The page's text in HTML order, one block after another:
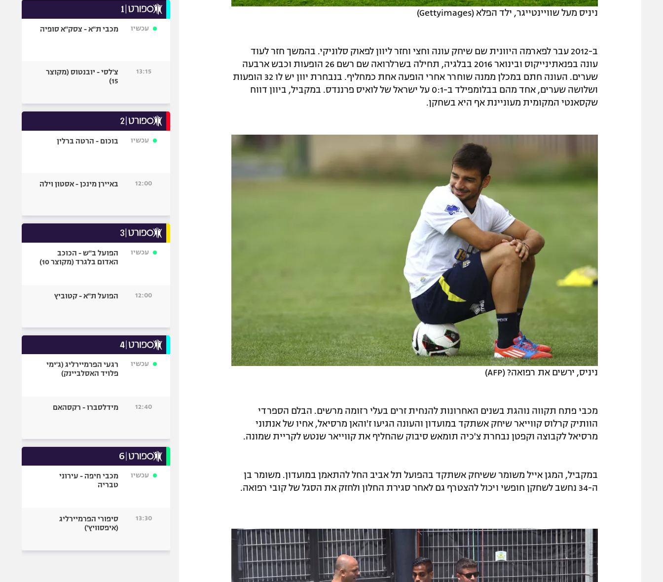
ניניס מעל שוויינטייגר, ילד הפלא (Gettyimages)
ב-2012 עבר לפארמה היוונית שם שיחק עונה וחצי וחזר ליוון לפאוק סלוניקי. בהמשך חזר לעוד
עונה בפנאתינייקוס ובינואר 2016 בבלגיה, תחילה בשרלרואה שם רשם 26 הופעות וכבש ארבעה
שערים. העונה חתם במכלן ממנה שוחרר אחרי הופעה אחת כמחליף. בנבחרת יוון יש לו 32 הופעות
ושלושה שערים, אחד מהם בבלומפילד ב-0:1 על ישראל של לואיס פרננדס. במקביל, ביוון דווח
שקסאנטי המקומית מעוניינת אף היא בשחקן.
ניניס, ירשים את רפואה? (AFP)
מכבי פתח תקווה נוהגת בשנים האחרונות להנחית זרים בעלי רזומה מרשים. הבלם הספרדי
הוותיק קרלוס קווייאר שיחק אשתקד במועדון והעונה הגיעו ז'והאן מרסיאל, אחיו של אנתוני
מרסיאל לקבוצה וקפטן נבחרת צ'כיה תומאש סיבוק שהחליף את קווייאר שנטש לקריית שמונה.
במקביל, המגן אייל משומר ששיחק אשתקד בהפועל תל אביב החל להתאמן במועדון. משומר בן
ה-34 נחשב לשחקן חופשי ויכול להצטרף גם לאחר סגירת החלון ולחזק את הסגל של קובי רפואה.
עכשיו מכבי ת"א - צסק"א סופיה
13:15
צ'לסי - יובנטוס (מקוצר
15)
עכשיו בוכום - הרטה ברלין
12:00 באיירן מינכן - אסטון וילה
עכשיו
הפועל ב"ש - הכוכב
האדום בלגרד (מקוצר 10)
12:00 הפועל ת"א - קטוביץ
עכשיו
רגעי הפרמיירליג (ג'ימי
פלויד האסלביינק)
12:40 מידלסברו - רקסהאם
עכשיו
מכבי חיפה - עירוני
טבריה
13:30
סיפורי הפרמיירליג
(איפסוויץ')